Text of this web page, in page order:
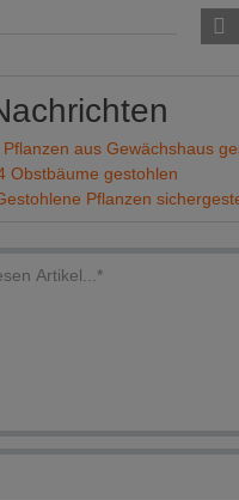
aus Gewächshaus
Obstbäume gestohlen
Pflanzen